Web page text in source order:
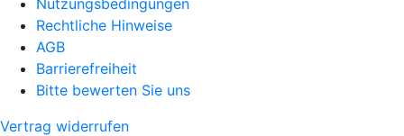
Rechtliche Hinweise
AGB
Barrierefreiheit
Bitte bewerten Sie uns
Vertrag widerrufen